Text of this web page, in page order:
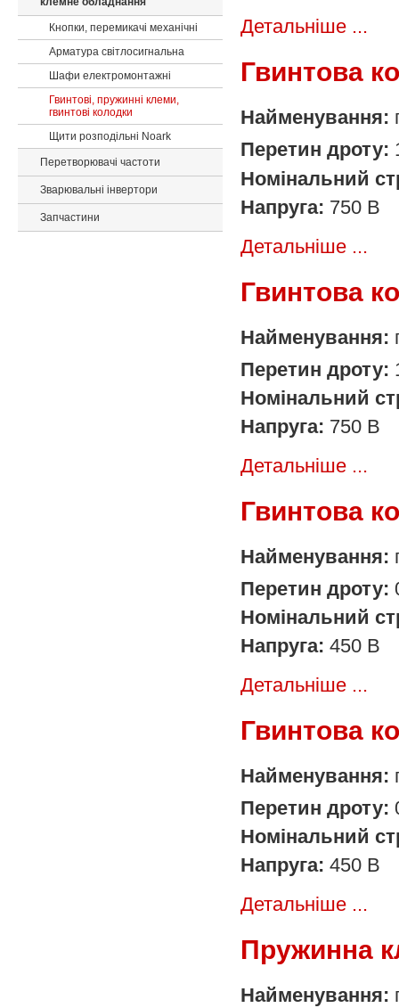
Детальніше ...
Гвинтова
Найменування:
Перетин дроту:
Номінальний
Напруга: 750 В
Детальніше ...
Гвинтова
Найменування:
Перетин дроту:
Номінальний
Напруга: 750 В
Детальніше ...
Гвинтова
Найменування:
Перетин дроту:
Номінальний
Напруга: 450 В
Детальніше ...
Гвинтова
Найменування:
Перетин дроту:
Номінальний
Напруга: 450 В
Детальніше ...
Пружинна
Найменування:
Кнопки, перемикачі механічні
Арматура світлосигнальна
Шафи електромонтажні
Гвинтові, пружинні клеми,
гвинтові колодки
Щити розподільні Noark
Перетворювачі частоти
Зварювальні інвертори
Запчастини